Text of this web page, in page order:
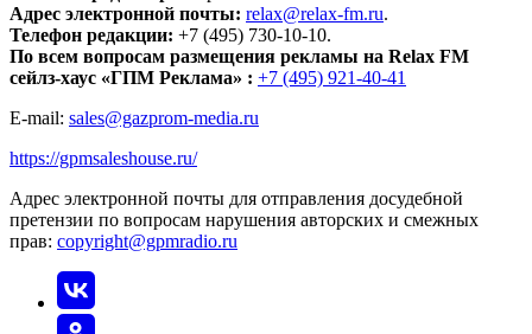
Адрес электронной почты: relax@relax-fm.ru.
Телефон редакции: +7 (495) 730-10-10.
По всем вопросам размещения рекламы на Relax FM
сейлз-хаус «ГПМ Реклама» : +7 (495) 921-40-41
E-mail: sales@gazprom-media.ru
https://gpmsaleshouse.ru/
Адрес электронной почты для отправления досудебной
претензии по вопросам нарушения авторских и смежных
прав: copyright@gpmradio.ru